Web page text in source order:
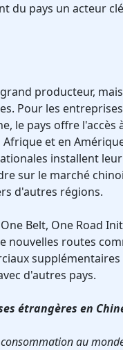
du pays un acteur
producteur,
Pour les
le pays offre l'accès
et en
installent
sur le marché
d'autres régions.
Belt, One Road
nouvelles routes
d'autres pays.
étrangères en
au